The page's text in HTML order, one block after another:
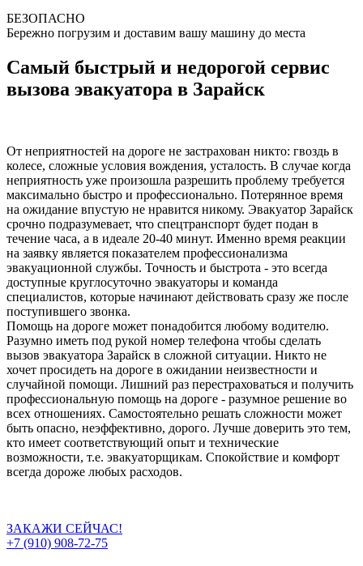
БЕЗОПАСНО
Бережно погрузим и доставим вашу машину до места
Самый быстрый и недорогой сервис
вызова эвакуатора в Зарайск
От неприятностей на дороге не застрахован никто: гвоздь в
колесе, сложные условия вождения, усталость. В случае когда
неприятность уже произошла разрешить проблему требуется
максимально быстро и профессионально. Потерянное время
на ожидание впустую не нравится никому. Эвакуатор Зарайск
срочно подразумевает, что спецтранспорт будет подан в
течение часа, а в идеале 20-40 минут. Именно время реакции
на заявку является показателем профессионализма
эвакуационной службы. Точность и быстрота - это всегда
доступные круглосуточно эвакуаторы и команда
специалистов, которые начинают действовать сразу же после
поступившего звонка.
Помощь на дороге может понадобится любому водителю.
Разумно иметь под рукой номер телефона чтобы сделать
вызов эвакуатора Зарайск в сложной ситуации. Никто не
хочет просидеть на дороге в ожидании неизвестности и
случайной помощи. Лишний раз перестраховаться и получить
профессиональную помощь на дороге - разумное решение во
всех отношениях. Самостоятельно решать сложности может
быть опасно, неэффективно, дорого. Лучше доверить это тем,
кто имеет соответствующий опыт и технические
возможности, т.е. эвакуаторщикам. Спокойствие и комфорт
всегда дороже любых расходов.
ЗАКАЖИ СЕЙЧАС!
+7 (910) 908-72-75